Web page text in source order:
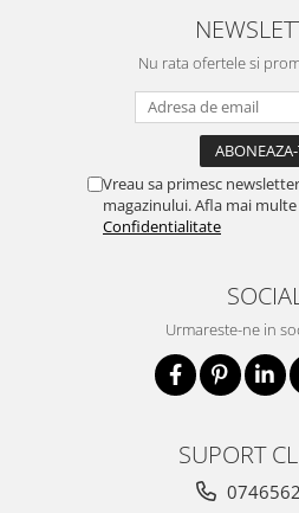
Nu rata ofertele si
Vreau sa primesc
magazinului. Afla mai multe
Confidentialitate
Urmareste-ne in
SUPORT